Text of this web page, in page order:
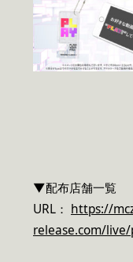
▼配布店舗一覧
URL： https://
release.com/